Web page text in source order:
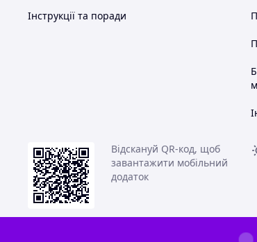
Інструкції та поради
Відскануй QR-код, щоб
завантажити мобільний
додаток